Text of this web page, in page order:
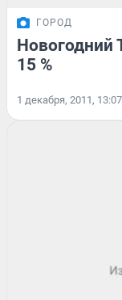
ГОРОД
Новогодний
15 %
1 декабря, 2011, 13:07